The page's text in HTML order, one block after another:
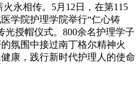
永相传。5月12日，在第115
学院护理学院举行“仁心铸
光授帽仪式。800余名护理学子
氛围中接过南丁格尔精神火
康，践行新时代护理人的使命